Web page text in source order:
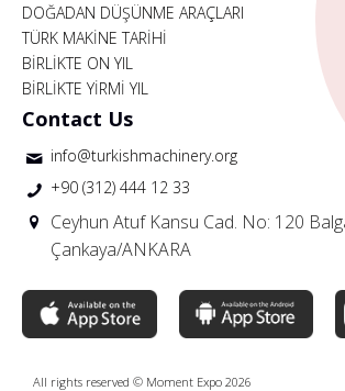
DOĞADAN DÜŞÜNME ARAÇLARI
TÜRK MAKİNE TARİHİ
BİRLİKTE ON YIL
BİRLİKTE YİRMİ YIL
Contact Us
info@turkishmachinery.org
+90 (312) 444 12 33
Ceyhun Atuf Kansu Cad. No: 120
Çankaya/ANKARA
All rights reserved © Moment Expo 2026